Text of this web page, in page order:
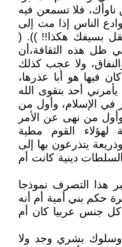
فلا تسمعن فيه
الناس إذا مت إلى
فقل بسيفك هكذا!! )). (
عجب في ظل هذه الثقافة،أن
ولا عجب كذلك
فيها هو أبا عذرها،
أحد بتقوى الله
في الإسلام، وأول من
من نهى عن الأمر
لهؤلاء القوم مطية
يتذرعون بها إلى
دينية كانت أم
هذا التصرف نموذجا
حكم بني أمية أم أنه
جنس عربيا كان أم
وسلوك بشري وجد ولا